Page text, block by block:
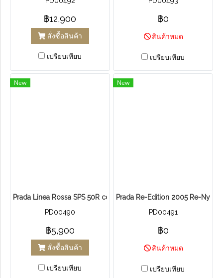
฿12,900
สั่งซื้อสินค้า
เปรียบเทียบ
฿0
สินค้าหมด
เปรียบเทียบ
New
Prada Linea Rossa SPS 50R col.ZVN-5M2
PD00490
฿5,900
สั่งซื้อสินค้า
เปรียบเทียบ
New
Prada Re-Edition 2005 Re-Nylon
PD00491
฿0
สินค้าหมด
เปรียบเทียบ